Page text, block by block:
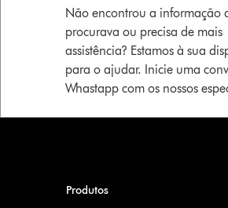
Não encontrou a informação
procurava ou precisa de mais
assistência? Estamos à sua
para o ajudar. Inicie uma
Whastapp com os nossos
Produtos